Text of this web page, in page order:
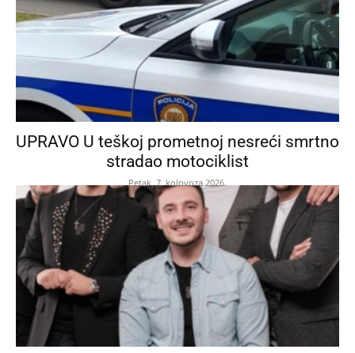
UPRAVO U teškoj prometnoj nesreći smrtno
stradao motociklist
Petak, 7. kolovoza 2026.